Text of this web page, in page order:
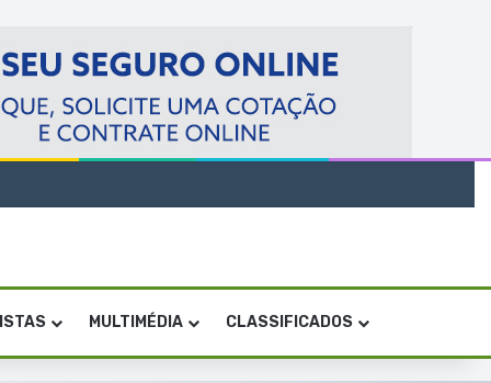
MULTIMÉDIA CLASSIFICADOS